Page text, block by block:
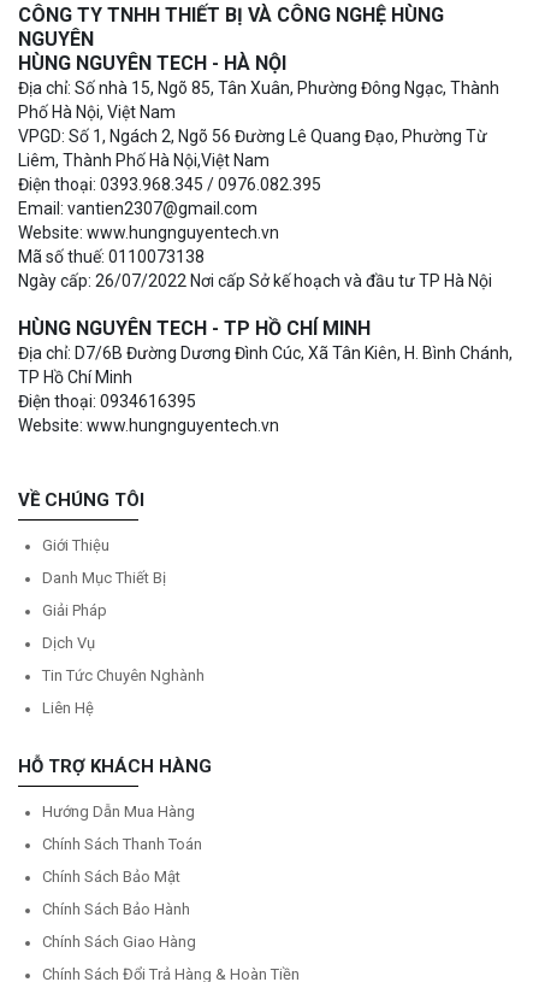
CÔNG TY TNHH THIẾT BỊ VÀ CÔNG NGHỆ HÙNG
NGUYÊN
HÙNG NGUYÊN TECH - HÀ NỘI
Địa chỉ: Số nhà 15, Ngõ 85, Tân Xuân, Phường Đông Ngạc, Thành
Phố Hà Nội, Việt Nam
VPGD: Số 1, Ngách 2, Ngõ 56 Đường Lê Quang Đạo, Phường Từ
Liêm, Thành Phố Hà Nội,Việt Nam
Điện thoại: 0393.968.345 / 0976.082.395
Email: vantien2307@gmail.com
Website: www.hungnguyentech.vn
Mã số thuế: 0110073138
Ngày cấp: 26/07/2022 Nơi cấp Sở kế hoạch và đầu tư TP Hà Nội
HÙNG NGUYÊN TECH - TP HỒ CHÍ MINH
Địa chỉ: D7/6B Đường Dương Đình Cúc, Xã Tân Kiên, H. Bình Chánh,
TP Hồ Chí Minh
Điện thoại: 0934616395
Website: www.hungnguyentech.vn
VỀ CHÚNG TÔI
Giới Thiệu
Danh Mục Thiết Bị
Giải Pháp
Dịch Vụ
Tin Tức Chuyên Nghành
Liên Hệ
HỖ TRỢ KHÁCH HÀNG
Hướng Dẫn Mua Hàng
Chính Sách Thanh Toán
Chính Sách Bảo Mật
Chính Sách Bảo Hành
Chính Sách Giao Hàng
Chính Sách Đổi Trả Hàng & Hoàn Tiền